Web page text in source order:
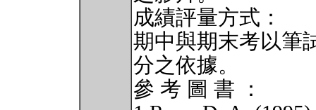
成績評量方式：
期中與期末考以筆
分之依據。
參 考 圖 書 ：